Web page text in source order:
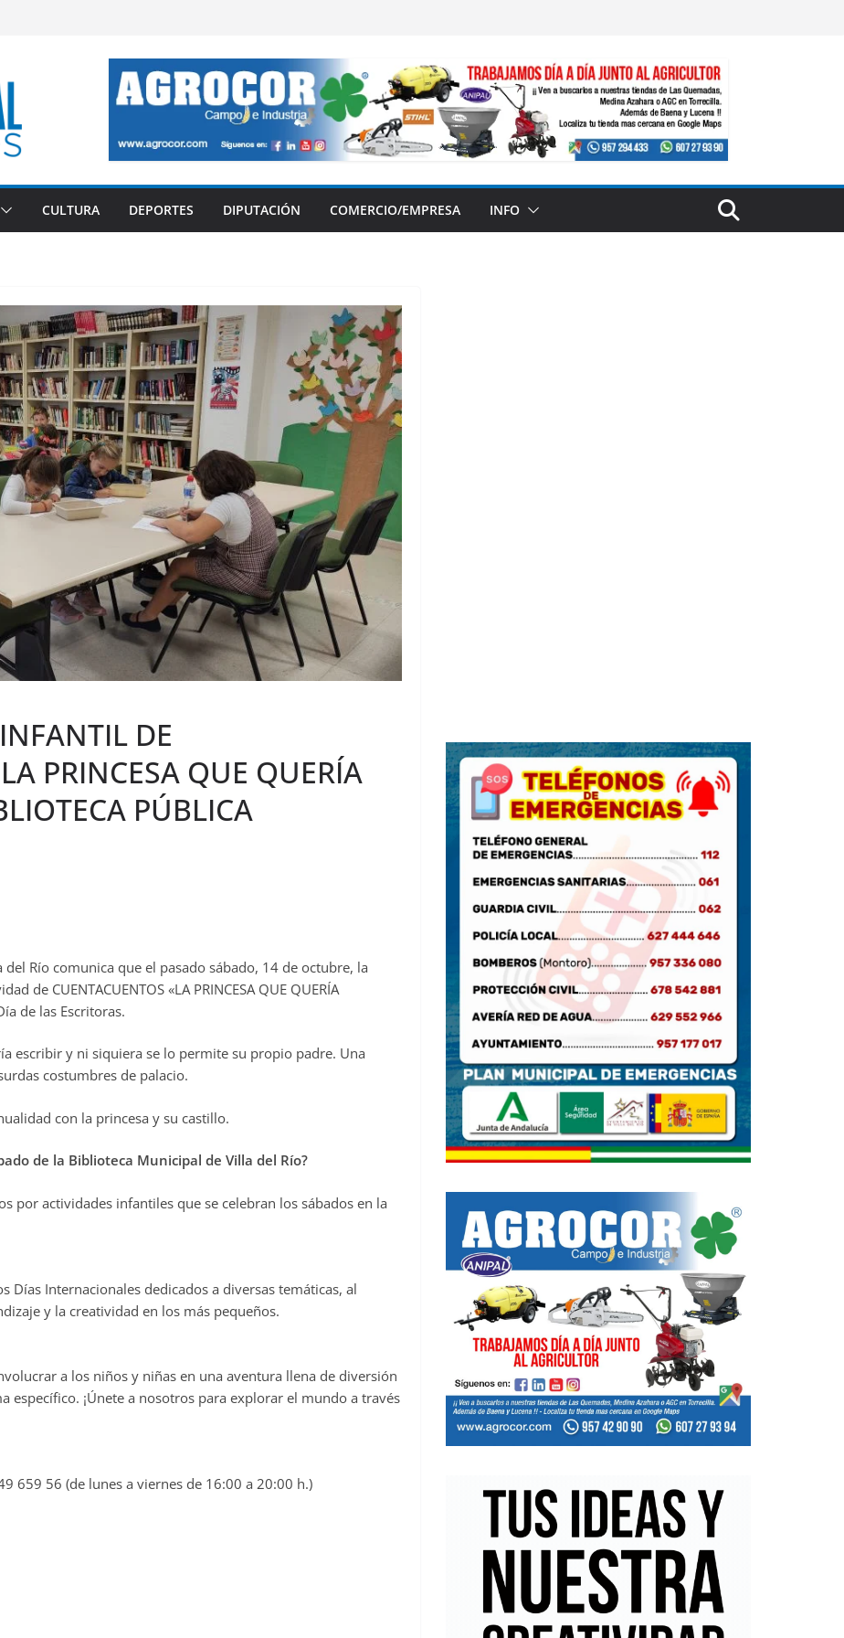
CULTURA DEPORTES DIPUTACIÓN COMERCIO/EMPRESA INFO
DE
PRINCESA QUE QUERÍA
PÚBLICA
Río comunica que el pasado sábado, 14 de octubre, la
de CUENTACUENTOS «LA PRINCESA QUE QUERÍA
de las Escritoras.
escribir y ni siquiera se lo permite su propio padre. Una
costumbres de palacio.
con la princesa y su castillo.
de la Biblioteca Municipal de Villa del Río?
por actividades infantiles que se celebran los sábados en la
Días Internacionales dedicados a diversas temáticas, al
y la creatividad en los más pequeños.
a los niños y niñas en una aventura llena de diversión
específico. ¡Únete a nosotros para explorar el mundo a través
659 56 (de lunes a viernes de 16:00 a 20:00 h.)